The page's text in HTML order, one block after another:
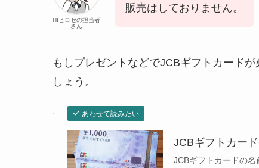
HIヒロセの担当者
さん
販売はしておりません。
もしプレゼントなどでJCBギフトカード
しょう。
あわせて読みたい
JCBギフトカー
JCBギフトカードの